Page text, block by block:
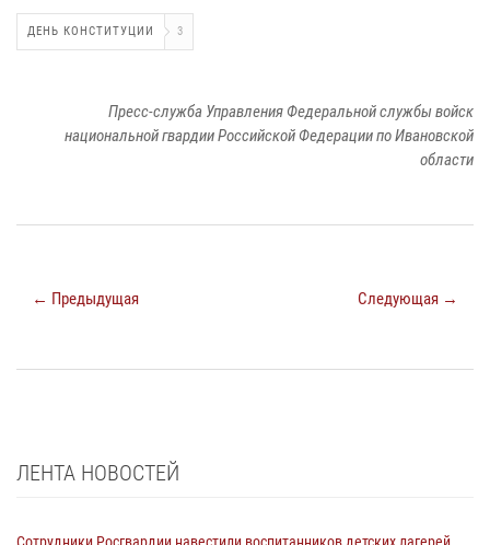
ДЕНЬ КОНСТИТУЦИИ 3
Пресс-служба Управления Федеральной службы войск
национальной гвардии Российской Федерации по Ивановской
области
← Предыдущая Следующая →
ЛЕНТА НОВОСТЕЙ